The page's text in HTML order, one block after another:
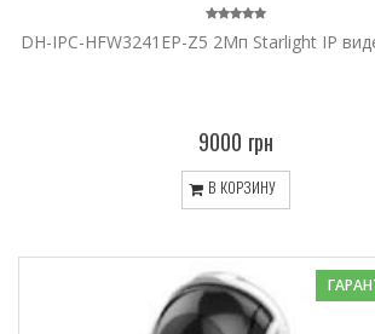
DH-IPC-HFW3241EP-Z5 2Mп Starlight IP
9000 грн
В КОРЗИНУ